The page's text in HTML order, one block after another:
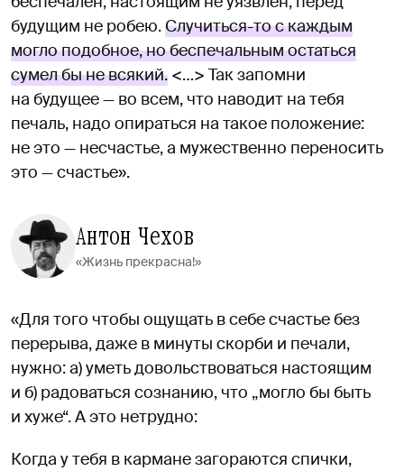
будущим не робею.Случиться-то с каждым
могло подобное, но беспечальным остаться
сумел бы не всякий. <…> Так запомни
на будущее — во всем, что наводит на тебя
печаль, надо опираться на такое положение:
не это — несчастье, а мужественно переносить
это — счастье».
Антон Чехов
«Жизнь прекрасна!»
«Для того чтобы ощущать в себе счастье без
перерыва, даже в минуты скорби и печали,
нужно: а) уметь довольствоваться настоящим
и б) радоваться сознанию, что „могло бы быть
и хуже“. А это нетрудно:
Когда у тебя в кармане загораются спички,